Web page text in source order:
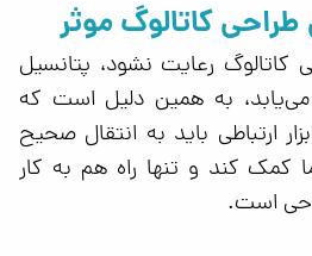
کاتالوگ موثر
کاتالوگ رعایت نشود، پتانسیل
به همین دلیل است که
ارتباطی باید به انتقال صحیح
کند و تنها راه هم به کار
است‌.